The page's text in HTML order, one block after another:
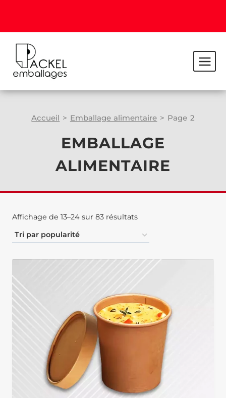
Accueil > Emballage alimentaire > Page 2
EMBALLAGE
ALIMENTAIRE
Affichage de 13–24 sur 83 résultats